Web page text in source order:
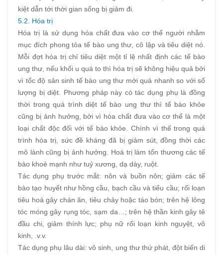
kiệt dẫn tới thời gian sống bị giảm đi.
5.2. Hóa trị
Hóa trị là sử dụng hóa chất đưa vào cơ thể người nhằm
mục đích phong tỏa tế bào ung thư, cô lập và tiêu diệt nó.
Mỗi đợt hóa trị chỉ tiêu diệt một tỉ lệ nhất định các tế bào
ung thư, nếu khối u quá to thì hóa trị sẽ không hiệu quả bởi
vì tốc độ sản sinh tế bào ung thư mới quá nhanh so với số
lượng bị diệt. Phương pháp này có tác dụng phụ là đồng
thời trong quá trình diệt tế bào ung thư thì tế bào khỏe
cũng bị ảnh hưởng, bởi vì hóa chất đưa vào cơ thể là một
loại chất độc đối với tế bào khỏe. Chính vì thế trong quá
trình hóa trị, sức đề kháng đã bị giảm sút, đồng thời các
mô lành cũng bị ảnh hưởng. Hoá trị làm tổn thương các tế
bào khoẻ mạnh như tuỷ xương, dạ dày, ruột.
Tác dụng phụ trước mắt: nôn và buồn nôn; giảm các tế
bào tạo huyết như hồng cầu, bạch cầu và tiểu cầu; rối loạn
tiêu hoá gây chán ăn, tiêu chảy hoặc táo bón; trên hệ lông
tóc móng gây rụng tóc, sạm da…; trên hệ thần kinh gây tê
đầu chi, giảm thính lực; phụ nữ rối loạn kinh nguyệt, vô
kinh, .v.v.
Tác dụng phụ lâu dài: vô sinh, ung thư thứ phát, đột biến di